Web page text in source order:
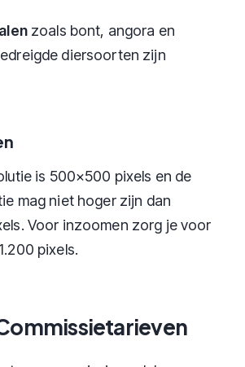
zoals bont, angora en
diersoorten zijn
is 500×500 pixels en de
mag niet hoger zijn dan
Voor inzoomen zorg je voor
pixels.